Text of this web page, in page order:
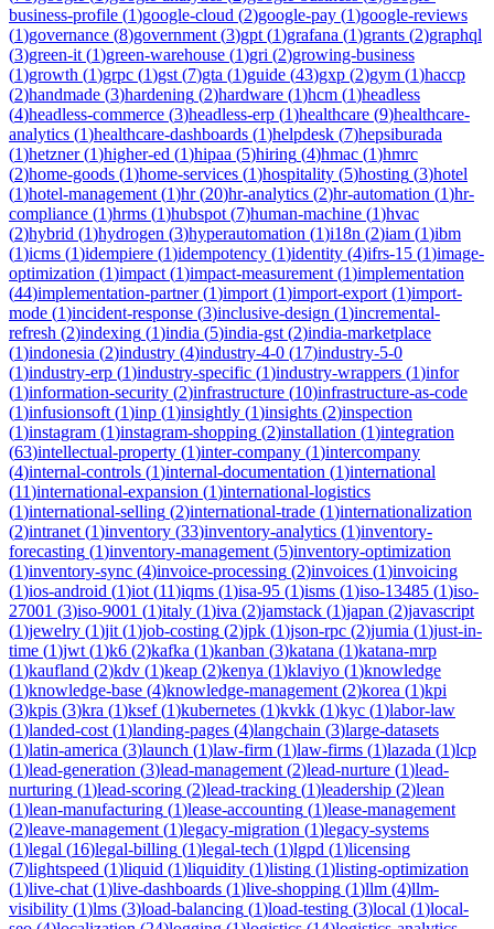
business-profile (1)google-cloud (2)google-pay (1)google-reviews
(1)governance (8)government (3)gpt (1)grafana (1)grants (2)graphql
(3)green-it (1)green-warehouse (1)gri (2)growing-business
(1)growth (1)grpc (1)gst (7)gta (1)guide (43)gxp (2)gym (1)haccp
(2)handmade (3)hardening (2)hardware (1)hcm (1)headless
(4)headless-commerce (3)headless-erp (1)healthcare (9)healthcare-
analytics (1)healthcare-dashboards (1)helpdesk (7)hepsiburada
(1)hetzner(1)higher-ed (1)hipaa (5)hiring (4)hmac (1)hmrc
(2)home-goods (1)home-services (1)hospitality (5)hosting (3)hotel
(1)hotel-management (1)hr(20)hr-analytics (2)hr-automation (1)hr-
compliance (1)hrms (1)hubspot (7)human-machine (1)hvac
(2)hybrid (1)hydrogen (3)hyperautomation (1)i18n (2)iam (1)ibm
(1)icms (1)idempiere (1)idempotency (1)identity (4)ifrs-15 (1)image-
optimization (1)impact (1)impact-measurement (1)implementation
(44)implementation-partner(1)import (1)import-export (1)import-
mode (1)incident-response (3)inclusive-design (1)incremental-
refresh (2)indexing (1)india (5)india-gst (2)india-marketplace
(1)indonesia (2)industry (4)industry-4-0 (17)industry-5-0
(1)industry-erp (1)industry-specific (1)industry-wrappers (1)infor
(1)information-security (2)infrastructure (10)infrastructure-as-code
(1)infusionsoft (1)inp (1)insightly (1)insights (2)inspection
(1)instagram (1)instagram-shopping (2)installation (1)integration
(63)intellectual-property (1)inter-company (1)intercompany
(4)internal-controls (1)internal-documentation (1)international
(11)international-expansion (1)international-logistics
(1)international-selling (2)international-trade (1)internationalization
(2)intranet (1)inventory (33)inventory-analytics (1)inventory-
forecasting (1)inventory-management (5)inventory-optimization
(1)inventory-sync (4)invoice-processing (2)invoices (1)invoicing
(1)ios-android (1)iot (11)iqms (1)isa-95 (1)isms (1)iso-13485 (1)iso-
27001 (3)iso-9001 (1)italy (1)iva (2)jamstack (1)japan (2)javascript
(1)jewelry (1)jit (1)job-costing (2)jpk (1)json-rpc (2)jumia (1)just-in-
time (1)jwt (1)k6 (2)kafka (1)kanban (3)katana (1)katana-mrp
(1)kaufland (2)kdv (1)keap (2)kenya (1)klaviyo (1)knowledge
(1)knowledge-base (4)knowledge-management (2)korea (1)kpi
(3)kpis (3)kra (1)ksef(1)kubernetes (1)kvkk (1)kyc (1)labor-law
(1)landed-cost (1)landing-pages (4)langchain (3)large-datasets
(1)latin-america (3)launch (1)law-firm (1)law-firms (1)lazada (1)lcp
(1)lead-generation (3)lead-management (2)lead-nurture (1)lead-
nurturing (1)lead-scoring (2)lead-tracking (1)leadership (2)lean
(1)lean-manufacturing (1)lease-accounting (1)lease-management
(2)leave-management (1)legacy-migration (1)legacy-systems
(1)legal (16)legal-billing (1)legal-tech (1)lgpd (1)licensing
(7)lightspeed (1)liquid (1)liquidity (1)listing (1)listing-optimization
(1)live-chat (1)live-dashboards (1)live-shopping (1)llm (4)llm-
visibility (1)lms (3)load-balancing (1)load-testing (3)local (1)local-